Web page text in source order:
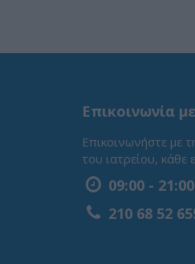
Επικοινωνία
Επικοινωνήστε με
του ιατρείου, κάθε
09:00 - 21:00
210 68 52